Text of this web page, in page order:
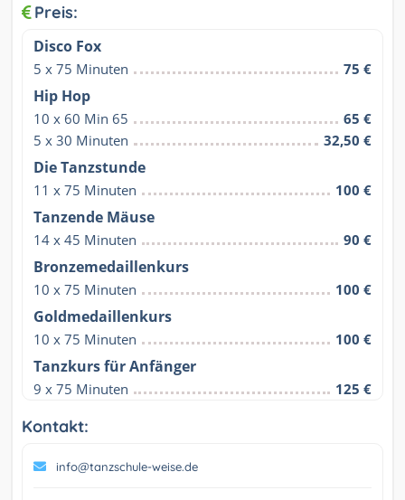
Preis:
Disco Fox
5 x 75 Minuten 75 €
Hip Hop
10 x 60 Min 65
65 €
5 x 30 Minuten
32,50 €
Die Tanzstunde
11 x 75 Minuten 100 €
Tanzende Mäuse
14 x 45 Minuten 90 €
Bronzemedaillenkurs
10 x 75 Minuten 100 €
Goldmedaillenkurs
10 x 75 Minuten 100 €
Tanzkurs für Anfänger
9 x 75 Minuten 125 €
Kontakt:
info@tanzschule-weise.de